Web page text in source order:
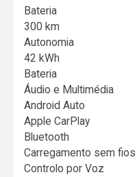
Bateria
300 km
Autonomia
42 kWh
Bateria
Áudio e Multimédia
Android Auto
Apple CarPlay
Bluetooth
Carregamento sem fios
Controlo por Voz